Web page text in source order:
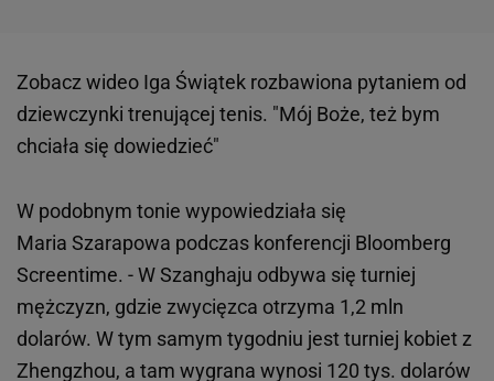
Zobacz wideo Iga Świątek rozbawiona pytaniem od
dziewczynki trenującej tenis. "Mój Boże, też bym
chciała się dowiedzieć"
W podobnym tonie wypowiedziała się
Maria Szarapowa podczas konferencji Bloomberg
Screentime. - W Szanghaju odbywa się turniej
mężczyzn, gdzie zwycięzca otrzyma 1,2 mln
dolarów. W tym samym tygodniu jest turniej kobiet z
Zhengzhou, a tam wygrana wynosi 120 tys. dolarów